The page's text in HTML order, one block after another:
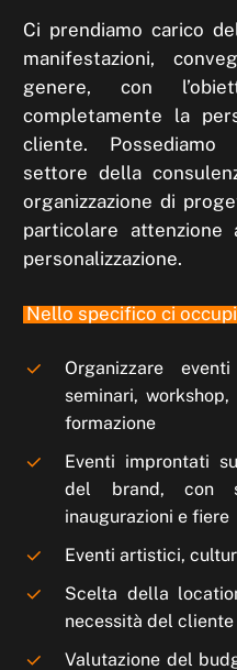
Ci prendiamo carico
manifestazioni,
genere, con
completamente la
cliente.
settore della
organizzazione di
particolare
personalizzazione.
Nello specifico ci
Organizzare
seminari,
formazione
Eventi improntati
del brand, con
inaugurazioni e fiere
Eventi artistici,
Scelta della
necessità del cliente
Valutazione del